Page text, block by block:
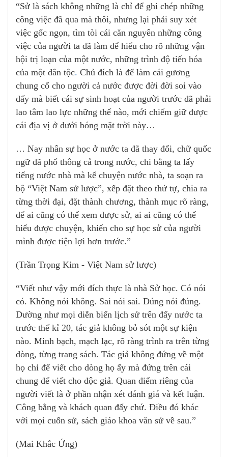
“Sử là sách không những là chỉ để ghi chép những
công việc đã qua mà thôi, nhưng lại phải suy xét
việc gốc ngọn, tìm tòi cái căn nguyên những công
việc của người ta đã làm để hiểu cho rõ những vận
hội trị loạn của một nước, những trình độ tiến hóa
của một dân tộc. Chủ đích là để làm cái gương
chung cổ cho người cả nước được đời đời soi vào
đấy mà biết cái sự sinh hoạt của người trước đã phải
lao tâm lao lực những thế nào, mới chiếm giữ được
cái địa vị ở dưới bóng mặt trời này…
… Nay nhân sự học ở nước ta đã thay đổi, chữ quốc
ngữ đã phổ thông cả trong nước, chi bằng ta lấy
tiếng nước nhà mà kể chuyện nước nhà, ta soạn ra
bộ “Việt Nam sử lược”, xếp đặt theo thứ tự, chia ra
từng thời đại, đặt thành chương, thành mục rõ ràng,
để ai cũng có thể xem được sử, ai ai cũng có thể
hiểu được chuyện, khiến cho sự học sử của người
mình được tiện lợi hơn trước.”
(Trần Trọng Kim - Việt Nam sử lược)
“Viết như vậy mới đích thực là nhà Sử học. Có nói
có. Không nói không. Sai nói sai. Đúng nói đúng.
Dường như mọi diễn biến lịch sử trên đấy nước ta
trước thế kỉ 20, tác giả không bỏ sót một sự kiện
nào. Minh bạch, mạch lạc, rõ ràng trình ra trên từng
dòng, từng trang sách. Tác giả không đứng về một
họ chỉ để viết cho dòng họ ấy mà đứng trên cái
chung để viết cho độc giả. Quan điểm riêng của
người viết là ở phần nhận xét đánh giá và kết luận.
Công bằng và khách quan đấy chứ. Điều đó khác
với mọi cuốn sử, sách giáo khoa văn sử về sau.”
(Mai Khắc Ứng)